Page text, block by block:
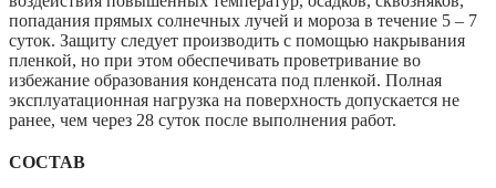
попадания прямых солнечных лучей и мороза в течение 5 – 7
суток. Защиту следует производить с помощью накрывания
пленкой, но при этом обеспечивать проветривание во
избежание образования конденсата под пленкой. Полная
эксплуатационная нагрузка на поверхность допускается не
ранее, чем через 28 суток после выполнения работ.
СОСТАВ